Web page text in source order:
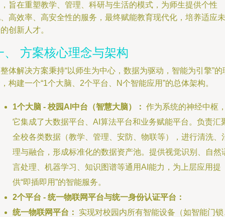
旨在重塑教学、管理、科研与生活的模式，为师生提供个性
高效率、高安全性的服务，最终赋能教育现代化，培养适应未
创新人才。
、 方案核心理念与架构
体解决方案秉持“以师生为中心，数据为驱动，智能为引擎”的
构建一个“1个大脑、2个平台、N个智能应用”的总体架构。
1个大脑 - 校园AI中台（智慧大脑）： 作为系统的神经中枢
它集成了大数据平台、AI算法平台和业务赋能平台。负责汇
全校各类数据（教学、管理、安防、物联等），进行清洗、
理与融合，形成标准化的数据资产池。提供视觉识别、自然
言处理、机器学习、知识图谱等通用AI能力，为上层应用提
供“即插即用”的智能服务。
2个平台 - 统一物联网平台与统一身份认证平台：
统一物联网平台：
实现对校园内所有智能设备（如智能门锁